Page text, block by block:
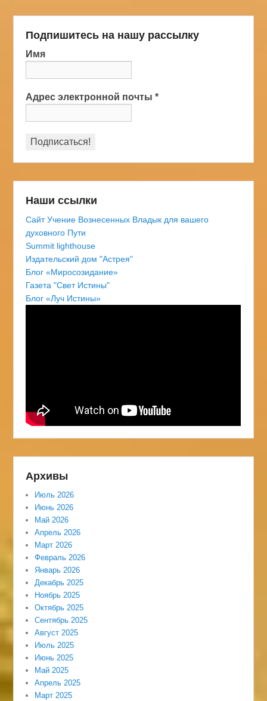
Подпишитесь на нашу рассылку
Имя
Адрес электронной почты*
Наши ссылки
Сайт Учение Вознесенных Владык для вашего
духовного Пути
Summit lighthouse
Издательский дом "Астрея"
Блог «Миросозидание»
Газета "Свет Истины"
Блог «Луч Истины»
Архивы
Июль 2026
Июнь 2026
Май 2026
Апрель 2026
Март 2026
Февраль 2026
Январь 2026
Декабрь 2025
Ноябрь 2025
Октябрь 2025
Сентябрь 2025
Август 2025
Июль 2025
Июнь 2025
Май 2025
Апрель 2025
Март 2025